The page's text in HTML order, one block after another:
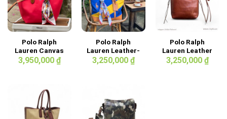
Polo Ralph
Lauren Canvas
Bellport Tote
3,950,000 ₫
Polo Ralph
Lauren Leather-
Trim Cavans
3,250,000 ₫
Polo Ralph
Lauren Leather
Shoulder Bag
3,250,000 ₫